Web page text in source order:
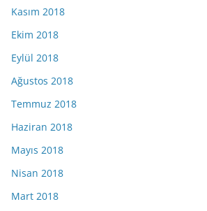
Kasım 2018
Ekim 2018
Eylül 2018
Ağustos 2018
Temmuz 2018
Haziran 2018
Mayıs 2018
Nisan 2018
Mart 2018